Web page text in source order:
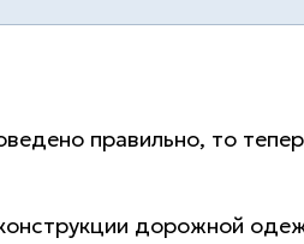
правильно, то
дорожной